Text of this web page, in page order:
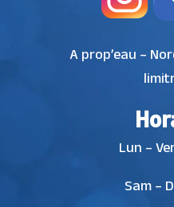
A prop’eau –
Lun –
Sam –